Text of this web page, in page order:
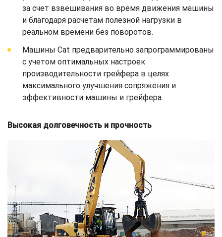
за счет взвешивания во время движения машины
и благодаря расчетам полезной нагрузки в
реальном времени без поворотов.
Машины Cat предварительно запрограммированы
с учетом оптимальных настроек
производительности грейфера в целях
максимального улучшения сопряжения и
эффективности машины и грейфера.
Высокая долговечность и прочность